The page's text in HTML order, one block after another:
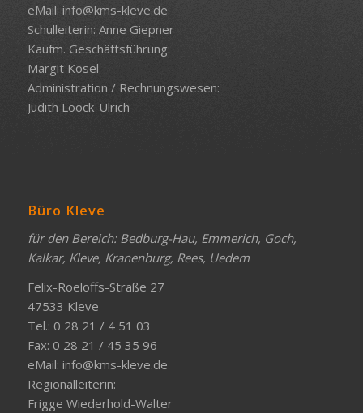
eMail: info@kms-kleve.de
Schulleiterin: Anne Giepner
Kaufm. Geschäftsführung:
Margit Kosel
Administration / Rechnungswesen:
Judith Loock-Ulrich
Büro Kleve
für den Bereich: Bedburg-Hau, Emmerich, Goch,
Kalkar, Kleve, Kranenburg, Rees, Uedem
Felix-Roeloffs-Straße 27
47533 Kleve
Tel.: 0 28 21 / 4 51 03
Fax: 0 28 21 / 45 35 96
eMail: info@kms-kleve.de
Regionalleiterin:
Frigge Wiederhold-Walter